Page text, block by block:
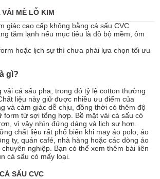
MÈ LỖ KIM
giác cao cấp không bằng cá sấu CVC
tăm lạnh nếu mục tiêu là đồ bộ mềm, ôm
hoặc lịch sự thì chưa phải lựa chọn tối ưu
gì?
vải cá sấu pha, trong đó tỷ lệ cotton thường
liệu này giữ được nhiều ưu điểm của
và cảm giác dễ chịu, đồng thời có thêm độ
form từ sợi tổng hợp. Bề mặt vải cá sấu có
vì vậy nhìn đứng dáng và lịch sự hơn.
chất liệu rất phổ biến khi may áo polo, áo
ty, quán café, nhà hàng hoặc các dòng áo
nghiệp. Bạn có thể xem thêm bài liên
cá sấu có mấy loại.
SẤU CVC